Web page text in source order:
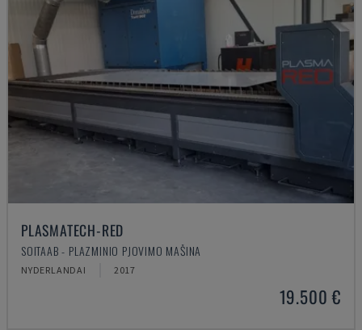
PLASMATECH-RED
SOITAAB - PLAZMINIO PJOVIMO MAŠINA
NYDERLANDAI 2017
19.500 €